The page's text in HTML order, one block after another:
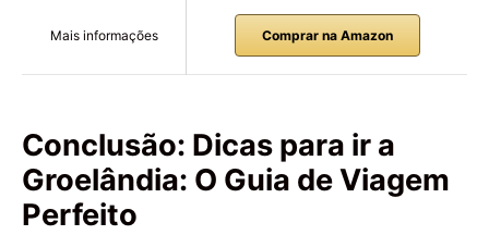
Mais informações Comprar na Amazon
Conclusão: Dicas para ir a
Groelândia: O Guia de Viagem
Perfeito